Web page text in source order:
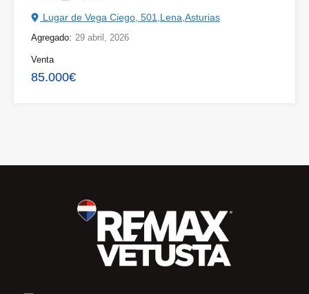
Lugar de Vega Ciego, 501,Lena,Asturias
Agregado: 29 abril, 2026
Venta
85.000€